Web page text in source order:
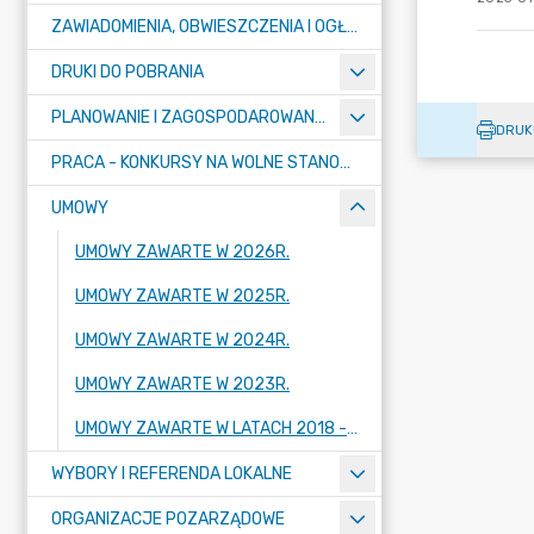
ZAWIADOMIENIA, OBWIESZCZENIA I OGŁOSZENIA
DRUKI DO POBRANIA
PLANOWANIE I ZAGOSPODAROWANIE PRZESTRZENNE
PRACA - KONKURSY NA WOLNE STANOWISKA
UMOWY
UMOWY ZAWARTE W 2026R.
UMOWY ZAWARTE W 2025R.
UMOWY ZAWARTE W 2024R.
UMOWY ZAWARTE W 2023R.
UMOWY ZAWARTE W LATACH 2018 - 2022
WYBORY I REFERENDA LOKALNE
ORGANIZACJE POZARZĄDOWE